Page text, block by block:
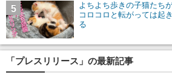
よちよち歩きの子猫たち
コロコロと転がっては起
る
5
「プレスリリース」の最新記事